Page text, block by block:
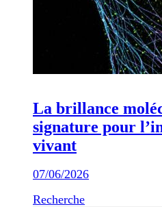
La brillance
signature pour
vivant
07/06/2026
Recherche